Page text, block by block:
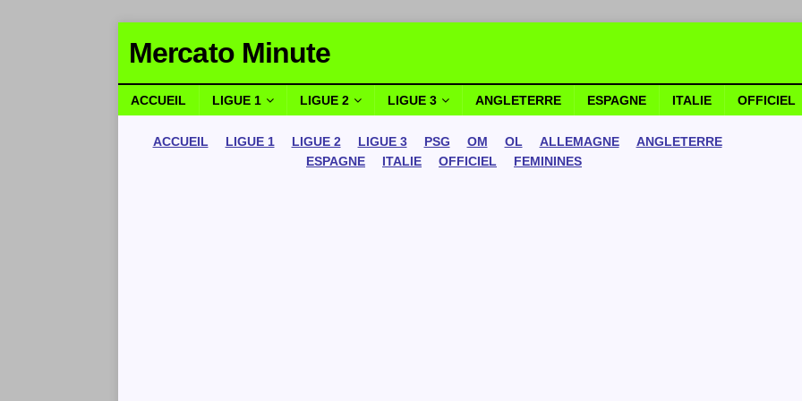
Mercato Minute
ACCUEIL LIGUE 1 LIGUE 2 LIGUE 3 ANGLETERRE ESPAGNE ITALIE OFFICIEL
ACCUEIL LIGUE 1 LIGUE 2 LIGUE 3 PSG OM OL ALLEMAGNE
ANGLETERRE
ESPAGNE
ITALIE OFFICIEL FEMININES